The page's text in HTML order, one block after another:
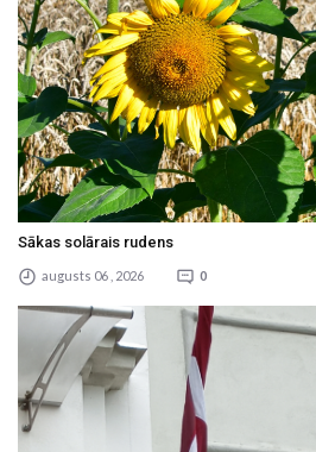
Sākas solārais rudens
augusts 06 , 2026 0